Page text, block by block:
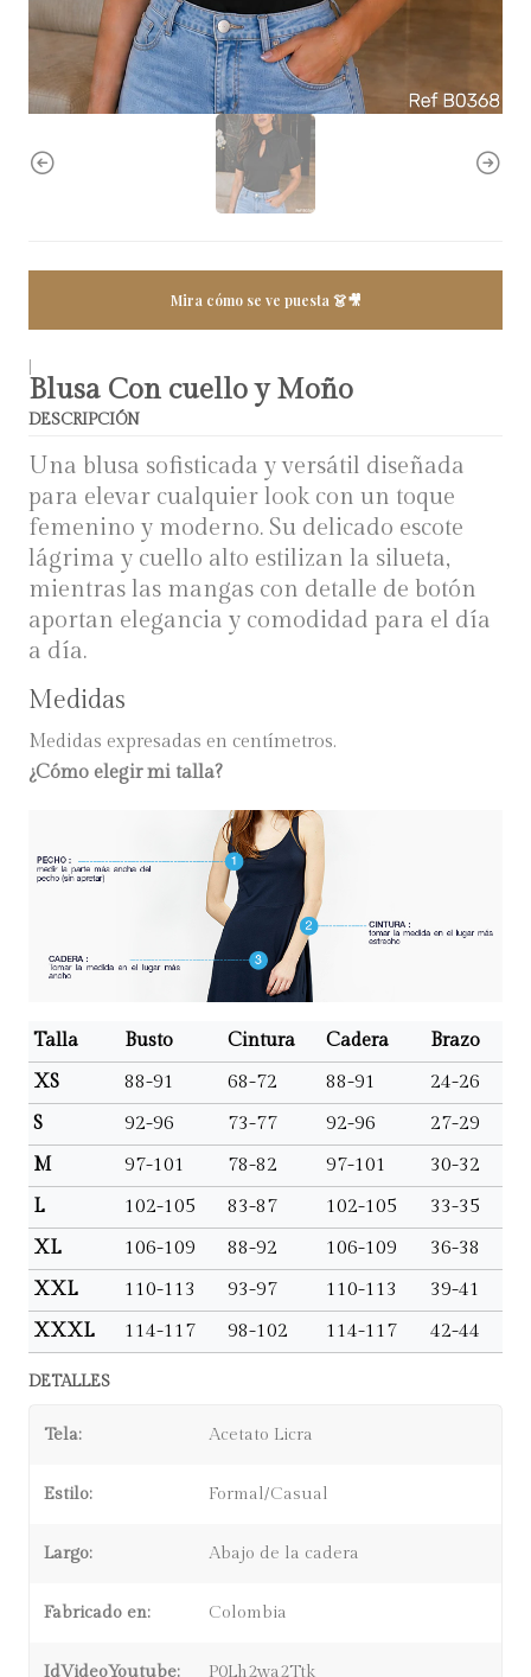
Mira cómo se ve puesta 👗🎥
Blusa Con cuello y Moño
DESCRIPCIÓN
Una blusa sofisticada y versátil diseñada
para elevar cualquier look con un toque
femenino y moderno. Su delicado escote
lágrima y cuello alto estilizan la silueta,
mientras las mangas con detalle de botón
aportan elegancia y comodidad para el día
a día.
Medidas
Medidas expresadas en centímetros.
¿Cómo elegir mi talla?
Talla Busto Cintura Cadera
Brazo
XS
88-91 68-72 88-91
24-26
S
92-96 73-77 92-96
27-29
M
97-101 78-82 97-101
30-32
L
102-105 83-87 102-105
33-35
XL
106-109 88-92 106-109
36-38
XXL
110-113 93-97 110-113
39-41
XXXL
114-117 98-102 114-117 42-44
DETALLES
Tela: Acetato Licra
Estilo: Formal/Casual
Largo: Abajo de la cadera
Fabricado en: Colombia
IdVideoYoutube: P0Lh2wa2Ttk